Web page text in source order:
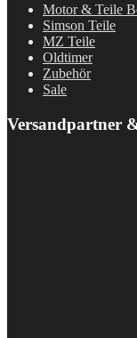
Motor & Teile
Simson Teile
MZ Teile
Oldtimer
Zubehör
Sale
Versandpartner